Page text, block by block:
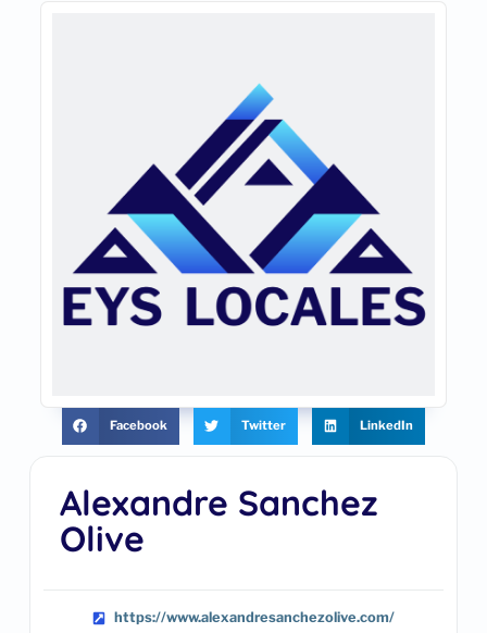
Alexandre Sanchez
Olive
https://www.alexandresanchezolive.com/
Facebook Twitter LinkedIn